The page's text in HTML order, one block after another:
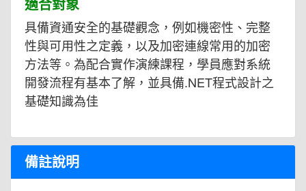
具備資通安全的基礎觀念，例如機密性、完整
性與可用性之定義，以及加密連線常用的加密
方法等。為配合實作演練課程，學員應對系統
開發流程有基本了解，並具備.NET程式設計之
基礎知識為佳
備註說明